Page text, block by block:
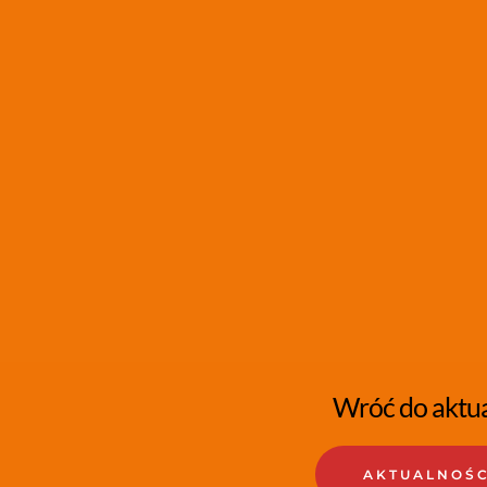
Wróć do